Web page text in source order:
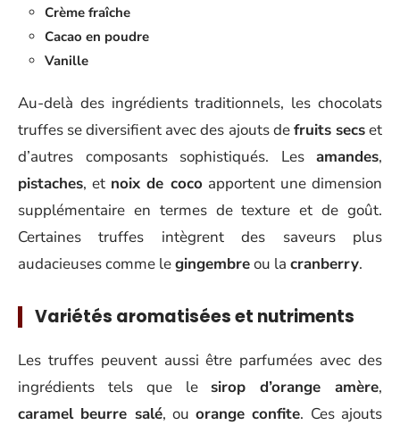
Crème fraîche
Cacao en poudre
Vanille
Au-delà des ingrédients traditionnels, les chocolats
truffes se diversifient avec des ajouts defruits secset
d’autres composants sophistiqués. Les amandes,
pistaches, et noix de coco apportent une dimension
supplémentaire en termes de texture et de goût.
Certaines truffes intègrent des saveurs plus
audacieuses comme legingembreou la cranberry.
Variétés aromatisées et nutriments
Les truffes peuvent aussi être parfumées avec des
ingrédients tels que le sirop d’orange amère,
caramel beurre salé, ouorange confite. Ces ajouts